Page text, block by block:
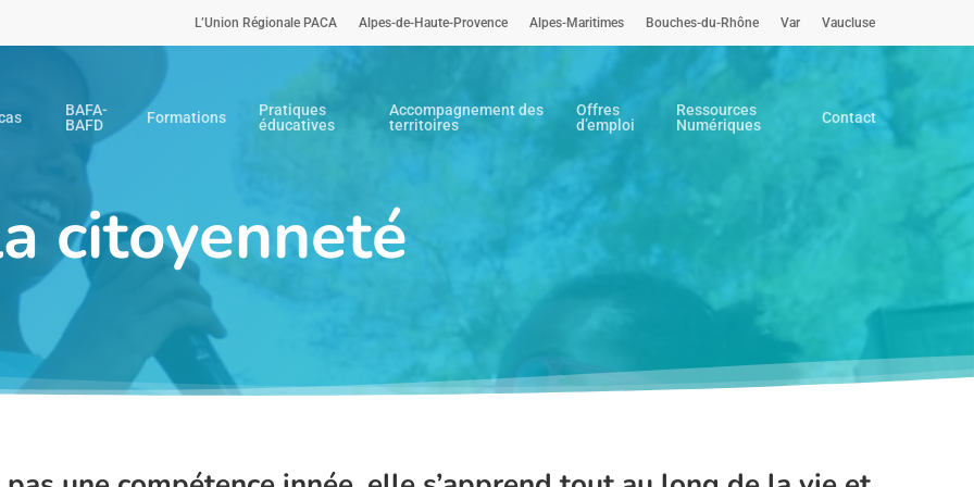
L’Union Régionale PACA Alpes-de-Haute-Provence Alpes-Maritimes Bouches-du-Rhône Var Vaucluse
BAFA-
BAFD
Formations
Pratiques
éducatives
Accompagnement des
territoires
Offres
d’emploi
Ressources
Numériques
Contact
citoyenneté